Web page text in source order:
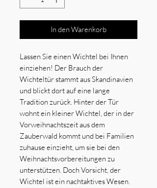
In den Warenkorb
Lassen Sie einen Wichtel bei Ihnen
einziehen! Der Brauch der
Wichteltür stammt aus Skandinavien
und blickt dort auf eine lange
Tradition zurück. Hinter der Tür
wohnt ein kleiner Wichtel, der in der
Vorweihnachtszeit aus dem
Zauberwald kommt und bei Familien
zuhause einzieht, um sie bei den
Weihnachtsvorbereitungen zu
unterstützen. Doch Vorsicht, der
Wichtel ist ein nachtaktives Wesen.